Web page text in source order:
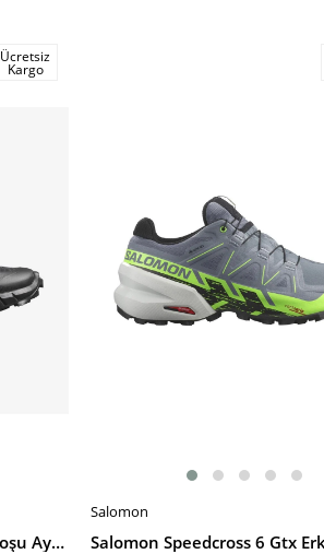
Ücretsiz
Kargo
Salomon Supercross 4 Erkek Koşu Ayakkabısı
SEPETE EKLE
Salomon